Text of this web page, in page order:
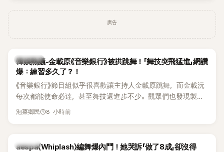
廣告
熱議討論
韓娛熱議-金載原《音樂銀行》被拱跳舞！「舞技突飛猛進」網讚
爆：練習多久了？！
《音樂銀行》節目組似乎很喜歡讓主持人金載原跳舞，而金載沅
每次都能使命必達，甚至舞技還進步不少。觀眾們也發現製作
單位對此樂此不疲。
泡菜鄉民 8 小時前
K-POP
aespa〈Whiplash〉編舞爆內鬥！她哭訴「做了8成」卻沒得